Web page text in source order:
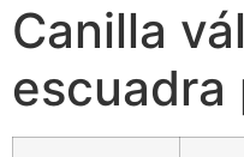
Canilla
escuadra